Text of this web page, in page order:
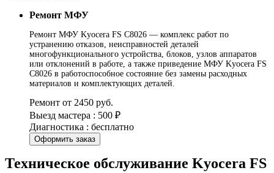
Ремонт МФУ
Ремонт МФУ Kyocera FS C8026 — комплекс работ по
устранению отказов, неисправностей деталей
многофункционального устройства, блоков, узлов аппаратов
или отклонений в работе, а также приведение МФУ Kyocera FS
C8026 в работоспособное состояние без замены расходных
материалов и комплектующих деталей.
Ремонт от 2450 руб.
Выезд мастера : 500 ₽
Диагностика : бесплатно
Оформить заказ
Техническое обслуживание Kyocera FS